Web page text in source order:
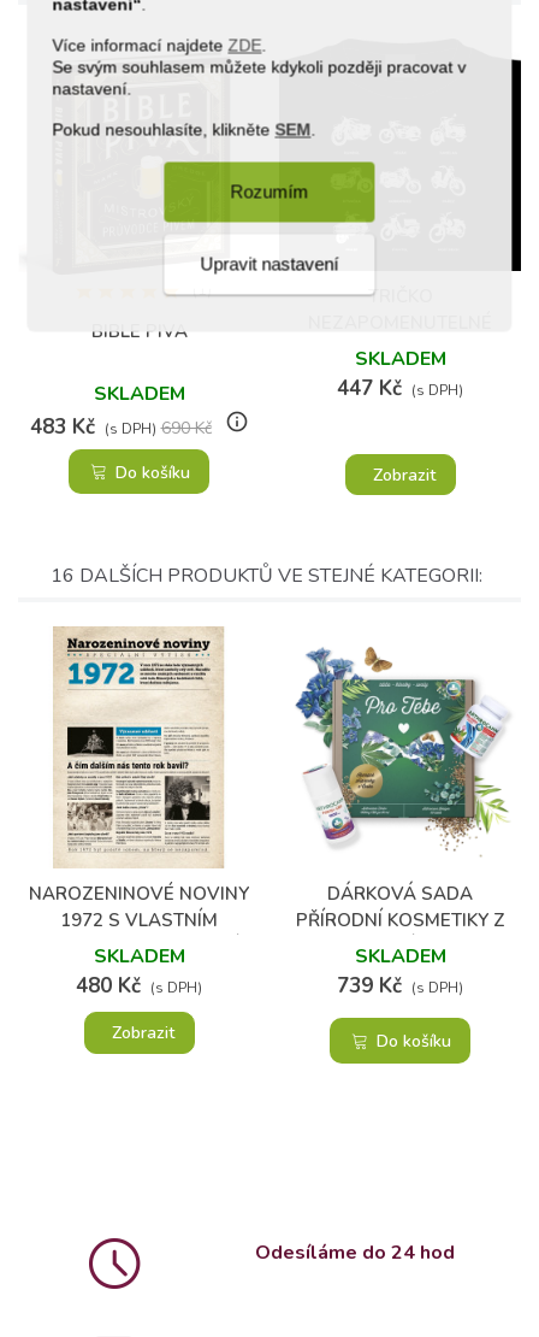
Více informací najdete ZDE
Se svým souhlasem můžete kdykoli později pracovat v
nastavení.
Pokud nesouhlasíte, klikněte SEM
Rozumím
Upravit nastavení
BIBLE PIVA
SKLADEM
483 Kč (s DPH) 690 Kč info_outline
(1)
Do košíku
TRIČKO
MOTORKY
SKLADEM
447 Kč (s DPH)
Zobrazit
16 DALŠÍCH PRODUKTŮ VE STEJNÉ KATEGORII:
NAROZENINOVÉ NOVINY
1972 S VLASTNÍM
TEXTEM A FOTOGRAFIÍ
SKLADEM
480 Kč (s DPH)
(1)
Zobrazit
DÁRKOVÁ SADA
PŘÍRODNÍ KOSMETIKY Z
KONOPÍ PRO
SPORTOVCE
SKLADEM
739 Kč (s DPH)
Do košíku
Odesíláme do 24 hod